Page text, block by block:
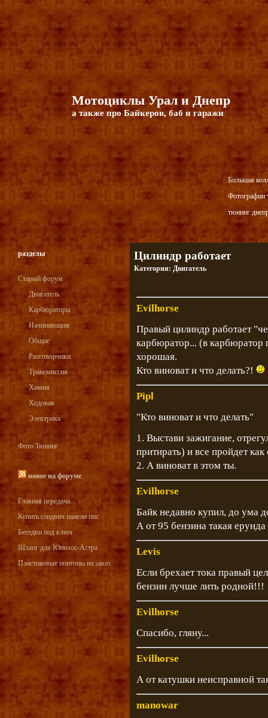
Мотоциклы Урал и Днепр
а также про Байкеров, баб и гаражи
Большая
Фотографии
тюнинг
разделы
Старый форум
Двигатель
Карбюраторы
Начинающим
Общие
Разговорчики
Трансмиссия
Химия
Ходовая
Электрика
Фото Тюнинг
новое на форуме
Главная передача.
Купить сэндвич панели ппс
Беседки под ключ
Шланг для Юнилос-Астра
Пластиковые понтоны на заказ
Цилиндр работает
Категория: Двигатель
Evilhorse
Правый цилиндр работает
карбюратор... (в карбюратор
хорошая.
Кто виноват и что делать?!
Pipl
"Кто виноват и что делать"
1. Выстави зажигание,
притирать) и все пройдет
2. А виноват в этом ты.
Evilhorse
Байк недавно купил, до ума
А от 95 бензина такая
Levis
Если брехает тока правый
бензин лучше лить родной!!!
Evilhorse
Спасибо, гляну...
Evilhorse
А от катушки неисправной
manowar